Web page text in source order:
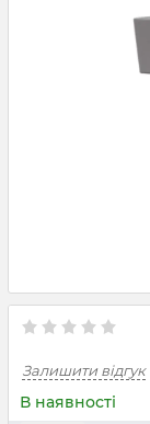
Залишити відгук
В наявності